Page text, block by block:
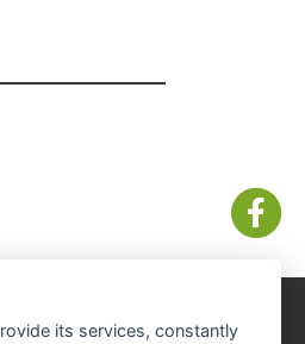
its services, constantly